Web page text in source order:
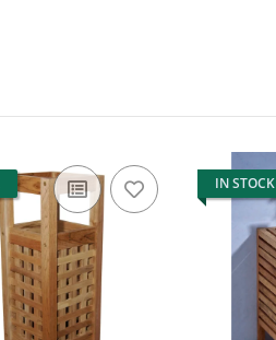
IN STOCK